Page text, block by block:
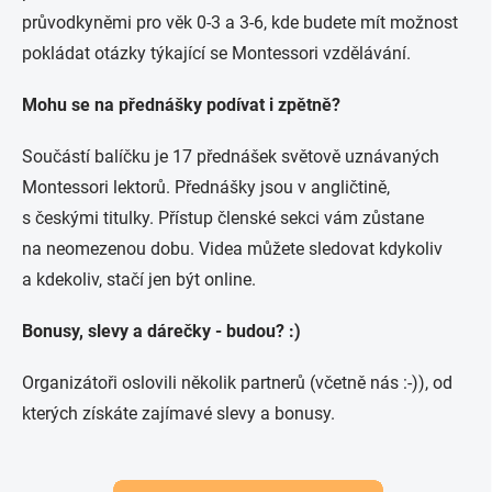
průvodkyněmi pro věk 0-3 a 3-6, kde budete mít možnost
pokládat otázky týkající se Montessori vzdělávání.
Mohu se na přednášky podívat i zpětně?
Součástí balíčku je 17 přednášek světově uznávaných
Montessori lektorů. Přednášky jsou v angličtině,
s českými titulky. Přístup členské sekci vám zůstane
na neomezenou dobu. Videa můžete sledovat kdykoliv
a kdekoliv, stačí jen být online.
Bonusy, slevy a dárečky - budou? :)
Organizátoři oslovili několik partnerů (včetně nás :-)), od
kterých získáte zajímavé slevy a bonusy.